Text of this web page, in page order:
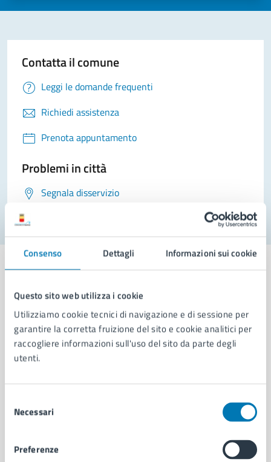
Consenso Dettagli Informazioni sui cookie
Questo sito web utilizza i cookie
Utilizziamo cookie tecnici di navigazione e di sessione per
garantire la corretta fruizione del sito e cookie analitici per
raccogliere informazioni sull'uso del sito da parte degli
utenti.
delNecessari
Preferenze
Contatta il comune
Leggi le domande frequenti
Richiedi assistenza
Prenota appuntamento
Problemi in città
Segnala disservizio
Comune di Napoli
AMMINISTRAZIONE
Aree amministrative
Uffici
Personale amministrativo